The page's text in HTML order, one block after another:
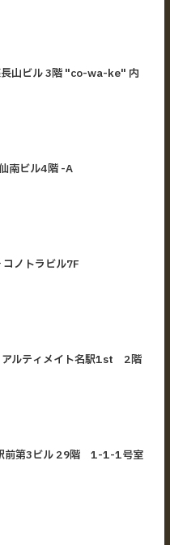
山ビル 3階 "co-wa-ke" 内
南ビル4階 -A
ノトラビル7F
ルティメイト名駅1st 2階
前第3ビル 29階 1-1-1号室